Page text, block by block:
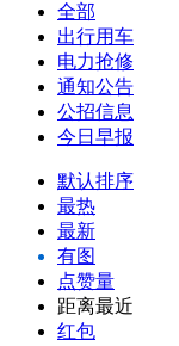
全部
出行用车
电力抢修
通知公告
公招信息
今日早报
默认排序
最热
最新
有图
点赞量
距离最近
红包